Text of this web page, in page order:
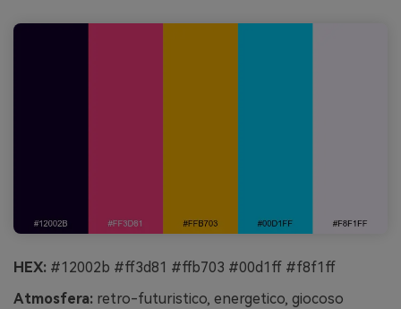
HEX: #12002b #ff3d81 #ffb703 #00d1ff #f8f1ff
Atmosfera: retro-futuristico, energetico, giocoso